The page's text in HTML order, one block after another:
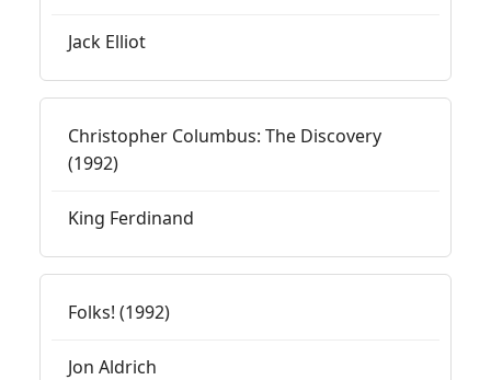
Jack Elliot
Christopher Columbus: The Discovery
(1992)
King Ferdinand
Folks! (1992)
Jon Aldrich